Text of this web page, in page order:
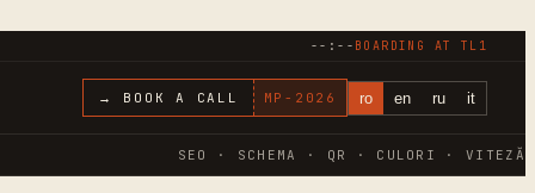
--:-- BOARDING AT TL1
→ BOOK A CALL MP- 2026 ro en ru it
SEO · SCHEMA · QR · CULORI · VITEZĂ